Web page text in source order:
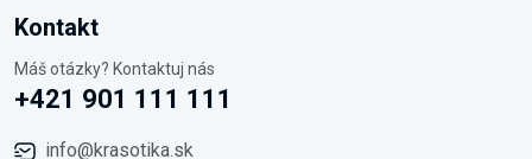
Kontakt
Máš otázky? Kontaktuj nás
+421 901 111 111
info@krasotika.sk